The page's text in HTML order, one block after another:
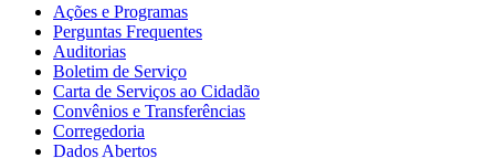
Ações e Programas
Perguntas Frequentes
Auditorias
Boletim de Serviço
Carta de Serviços ao Cidadão
Convênios e Transferências
Corregedoria
Dados Abertos